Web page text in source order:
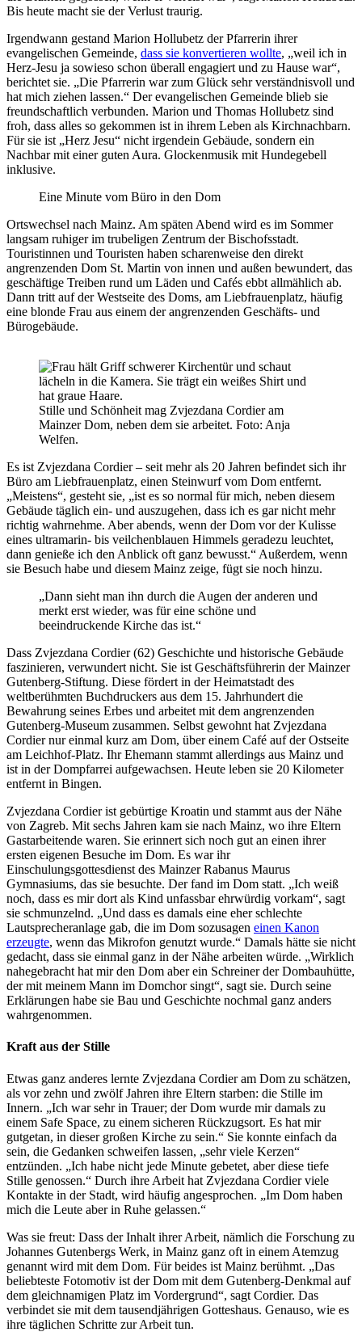
Bis heute macht sie der Verlust traurig.
Irgendwann gestand Marion Hollubetz der Pfarrerin ihrer
evangelischen Gemeinde, dass sie konvertieren wollte, „weil ich in
Herz-Jesu ja sowieso schon überall engagiert und zu Hause war“,
berichtet sie. „Die Pfarrerin war zum Glück sehr verständnisvoll und
hat mich ziehen lassen.“ Der evangelischen Gemeinde blieb sie
freundschaftlich verbunden. Marion und Thomas Hollubetz sind
froh, dass alles so gekommen ist in ihrem Leben als Kirchnachbarn.
Für sie ist „Herz Jesu“ nicht irgendein Gebäude, sondern ein
Nachbar mit einer guten Aura. Glockenmusik mit Hundegebell
inklusive.
Eine Minute vom Büro in den Dom
Ortswechsel nach Mainz. Am späten Abend wird es im Sommer
langsam ruhiger im trubeligen Zentrum der Bischofsstadt.
Touristinnen und Touristen haben scharenweise den direkt
angrenzenden Dom St. Martin von innen und außen bewundert, das
geschäftige Treiben rund um Läden und Cafés ebbt allmählich ab.
Dann tritt auf der Westseite des Doms, am Liebfrauenplatz, häufig
eine blonde Frau aus einem der angrenzenden Geschäfts- und
Bürogebäude.
Stille und Schönheit mag Zvjezdana Cordier am
Mainzer Dom, neben dem sie arbeitet. Foto: Anja
Welfen.
Es ist Zvjezdana Cordier – seit mehr als 20 Jahren befindet sich ihr
Büro am Liebfrauenplatz, einen Steinwurf vom Dom entfernt.
„Meistens“, gesteht sie, „ist es so normal für mich, neben diesem
Gebäude täglich ein- und auszugehen, dass ich es gar nicht mehr
richtig wahrnehme. Aber abends, wenn der Dom vor der Kulisse
eines ultramarin- bis veilchenblauen Himmels geradezu leuchtet,
dann genieße ich den Anblick oft ganz bewusst.“ Außerdem, wenn
sie Besuch habe und diesem Mainz zeige, fügt sie noch hinzu.
„Dann sieht man ihn durch die Augen der anderen und
merkt erst wieder, was für eine schöne und
beeindruckende Kirche das ist.“
Dass Zvjezdana Cordier (62) Geschichte und historische Gebäude
faszinieren, verwundert nicht. Sie ist Geschäftsführerin der Mainzer
Gutenberg-Stiftung. Diese fördert in der Heimatstadt des
weltberühmten Buchdruckers aus dem 15. Jahrhundert die
Bewahrung seines Erbes und arbeitet mit dem angrenzenden
Gutenberg-Museum zusammen. Selbst gewohnt hat Zvjezdana
Cordier nur einmal kurz am Dom, über einem Café auf der Ostseite
am Leichhof-Platz. Ihr Ehemann stammt allerdings aus Mainz und
ist in der Dompfarrei aufgewachsen. Heute leben sie 20 Kilometer
entfernt in Bingen.
Zvjezdana Cordier ist gebürtige Kroatin und stammt aus der Nähe
von Zagreb. Mit sechs Jahren kam sie nach Mainz, wo ihre Eltern
Gastarbeitende waren. Sie erinnert sich noch gut an einen ihrer
ersten eigenen Besuche im Dom. Es war ihr
Einschulungsgottesdienst des Mainzer Rabanus Maurus
Gymnasiums, das sie besuchte. Der fand im Dom statt. „Ich weiß
noch, dass es mir dort als Kind unfassbar ehrwürdig vorkam“, sagt
sie schmunzelnd. „Und dass es damals eine eher schlechte
Lautsprecheranlage gab, die im Dom sozusagen einen Kanon
erzeugte, wenn das Mikrofon genutzt wurde.“ Damals hätte sie nicht
gedacht, dass sie einmal ganz in der Nähe arbeiten würde. „Wirklich
nahegebracht hat mir den Dom aber ein Schreiner der Dombauhütte,
der mit meinem Mann im Domchor singt“, sagt sie. Durch seine
Erklärungen habe sie Bau und Geschichte nochmal ganz anders
wahrgenommen.
Kraft aus der Stille
Etwas ganz anderes lernte Zvjezdana Cordier am Dom zu schätzen,
als vor zehn und zwölf Jahren ihre Eltern starben: die Stille im
Innern. „Ich war sehr in Trauer; der Dom wurde mir damals zu
einem Safe Space, zu einem sicheren Rückzugsort. Es hat mir
gutgetan, in dieser großen Kirche zu sein.“ Sie konnte einfach da
sein, die Gedanken schweifen lassen, „sehr viele Kerzen“
entzünden. „Ich habe nicht jede Minute gebetet, aber diese tiefe
Stille genossen.“ Durch ihre Arbeit hat Zvjezdana Cordier viele
Kontakte in der Stadt, wird häufig angesprochen. „Im Dom haben
mich die Leute aber in Ruhe gelassen.“
Was sie freut: Dass der Inhalt ihrer Arbeit, nämlich die Forschung zu
Johannes Gutenbergs Werk, in Mainz ganz oft in einem Atemzug
genannt wird mit dem Dom. Für beides ist Mainz berühmt. „Das
beliebteste Fotomotiv ist der Dom mit dem Gutenberg-Denkmal auf
dem gleichnamigen Platz im Vordergrund“, sagt Cordier. Das
verbindet sie mit dem tausendjährigen Gotteshaus. Genauso, wie es
ihre täglichen Schritte zur Arbeit tun.